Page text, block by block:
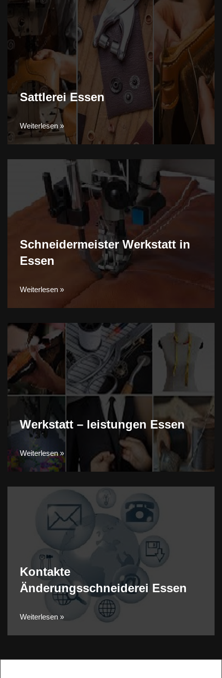
Sattlerei Essen
Weiterlesen »
Schneidermeister Werkstatt in
Essen
Weiterlesen »
Werkstatt – leistungen Essen
Weiterlesen »
Kontakte
Änderungsschneiderei Essen
Weiterlesen »